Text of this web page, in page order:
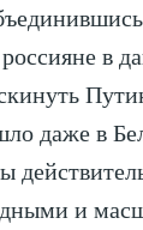
в
даже в
и